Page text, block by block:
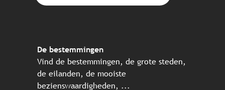
De bestemmingen
Vind de bestemmingen, de grote steden,
de eilanden, de mooiste
bezienswaardigheden, ...